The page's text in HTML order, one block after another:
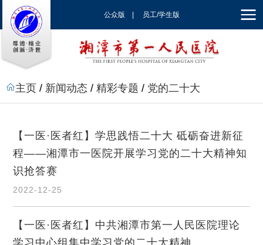
公众版 员工/学生版
| EN
主页 / 新闻动态 / 精彩专题 / 党的二十大
【一医·医者红】学思践悟二十大 砥砺奋进新征
程——湘潭市一医院开展学习党的二十大精神知
识抢答赛
2022-12-25
【一医·医者红】中共湘潭市第一人民医院理论
学习中心组集中学习党的二十大精神